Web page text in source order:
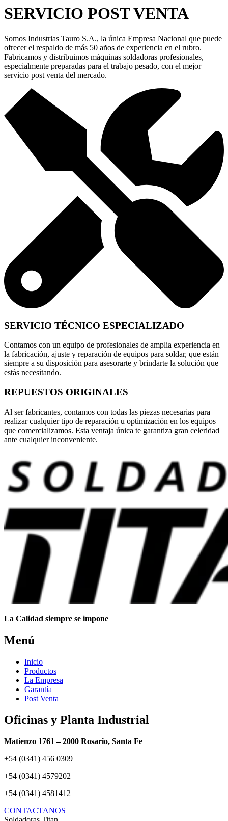
SERVICIO POST VENTA
Somos Industrias Tauro S.A., la única Empresa Nacional que puede
ofrecer el respaldo de más 50 años de experiencia en el rubro.
Fabricamos y distribuimos máquinas soldadoras profesionales,
especialmente preparadas para el trabajo pesado, con el mejor
servicio post venta del mercado.
SERVICIO TÉCNICO ESPECIALIZADO
Contamos con un equipo de profesionales de amplia experiencia en
la fabricación, ajuste y reparación de equipos para soldar, que están
siempre a su disposición para asesorarte y brindarte la solución que
estás necesitando.
REPUESTOS ORIGINALES
Al ser fabricantes, contamos con todas las piezas necesarias para
realizar cualquier tipo de reparación u optimización en los equipos
que comercializamos. Esta ventaja única te garantiza gran celeridad
ante cualquier inconveniente.
La Calidad siempre se impone
Menú
Inicio
Productos
La Empresa
Garantía
Post Venta
Oficinas y Planta Industrial
Matienzo 1761 – 2000 Rosario, Santa Fe
+54 (0341) 456 0309
+54 (0341) 4579202
+54 (0341) 4581412
CONTACTANOS